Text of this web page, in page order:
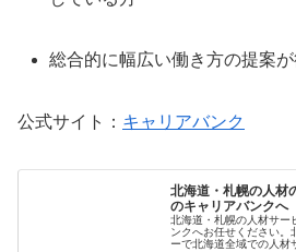
総合的に幅広い働き方の提案
公式サイト： キャリアバンク
北海道・札幌の人材
のキャリアバンクへ
北海道・札幌の人材サー
ンクへお任せください。
ーで北海道全域での人材